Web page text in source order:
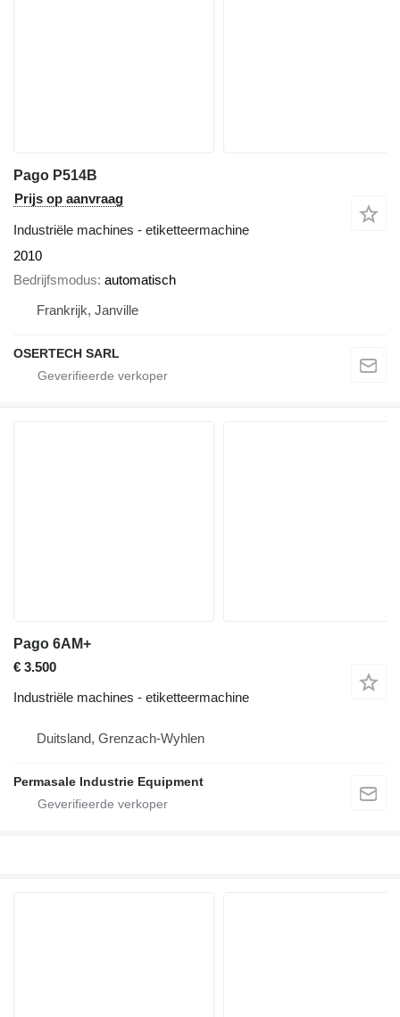
Pago P514B
Prijs op aanvraag
Industriële machines - etiketteermachine
2010
Bedrijfsmodus automatisch
Frankrijk, Janville
OSERTECH SARL
Pago 6AM+
€ 3.500
Industriële machines - etiketteermachine
Duitsland, Grenzach-Wyhlen
Permasale Industrie Equipment